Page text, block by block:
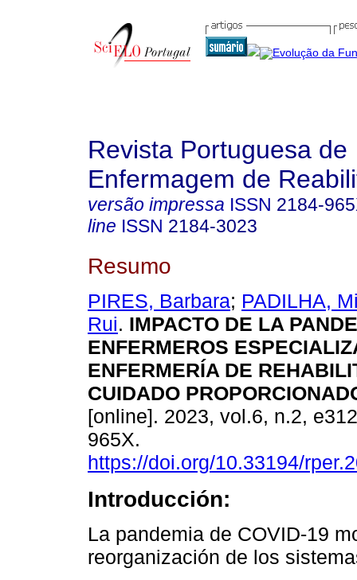
Revista Portuguesa de
Enfermagem de
versão impressa ISSN 2184-
line ISSN 2184-3023
Resumo
PIRES, Barbara; PADILHA,
Rui. IMPACTO DE LA
ENFERMEROS
ENFERMERÍA DE
CUIDADO
[online]. 2023, vol.6, n.2,
965X.
https://doi.org/10.33194/
Introducción:
La pandemia de COVID-19
reorganización de los